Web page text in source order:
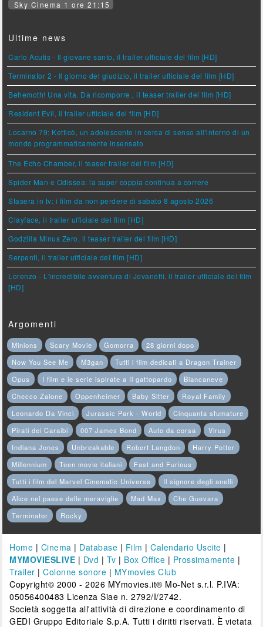
Sky Cinema 1 ore 21:15
Ultime news
Carlo Acutis - Il giovane santo, il trailer ufficiale del film [HD]
Terminator 2 - Il giorno del giudizio, il trailer ufficiale del film [HD]
Behemoth! Una vita. Da ricomporre., il teaser trailer del film [HD]
Resident Evil, il trailer ufficiale del film [HD]
Locarno 79: Ketticè, un adolescente in cerca di senso all'interno di un
mondo programmaticamente insensato
The Echo Chamber, il teaser trailer del film [HD]
Spider Man e Odissea: la super coppia continua a correre
Stasera in tv: i film da non perdere di sabato 8 agosto 2026
Clayface, il trailer ufficiale del film [HD]
Godzilla Minus Zero, il teaser trailer del film [HD]
Serpenti, il trailer ufficiale del film [HD]
Lorenzo - L'incredibile avventura di Jovanotti, il trailer ufficiale del film
[HD]
Argomenti
Minions Scary Movie Gomorra
28 giorni dopo
Now You See Me
M3gan
Tutti i film dedicati a Dragon Trainer
Opus
I film e le serie ispirate a Il gattopardo
Biancaneve
Checco Zalone
Oppenheimer Baby Sitter
Royal Family
Leonardo Da Vinci
Jurassic Park - World
Cinquanta sfumature
Pirati dei Caraibi
007 James Bond Auto da corsa
Virus
Indiana Jones
Unbreakable Robert Langdon
Harry Potter
Millennium
Teen movie italiani
Fast and Furious
Tutti i film del Marvel Cinematic Universe
Il signore degli anelli
Alice nel paese delle meraviglie
Mad Max
Che Guevara
Terminator
Rocky
Home | Cinema | Database | Film |Calendario Uscite |
MYMOVIESLIVE | Dvd | Tv | Box Office | Prossimamente |
Trailer |Colonne sonore | MYmovies Club
Copyright© 2000 - 2026 MYmovies.it® Mo-Net s.r.l. P.IVA:
05056400483 Licenza Siae n. 2792/I/2742.
Società soggetta all'attività di direzione e coordinamento di
GEDI Gruppo Editoriale S.p.A. Tutti i diritti riservati. È vietata